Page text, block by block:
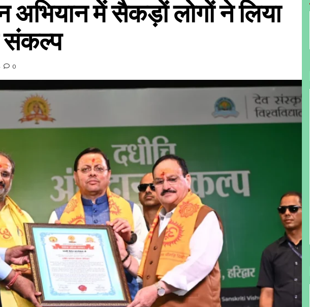
अभियान में सैकड़ों लोगों ने लिया
संकल्प
0